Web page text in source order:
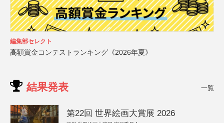
編集部セレクト
高額賞金コンテストランキング《2026年夏》
結果発表 一覧
第22回 世界絵画大賞展 2026